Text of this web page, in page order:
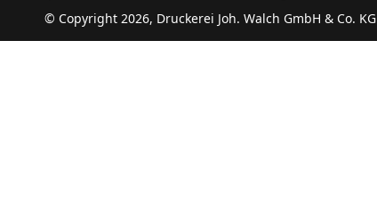
© Copyright 2026, Druckerei Joh. Walch GmbH & Co. KG